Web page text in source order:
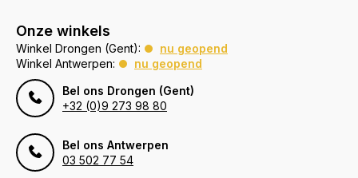
Onze winkels
Winkel Drongen (Gent):
nu geopend
Winkel Antwerpen:
nu geopend
Bel ons Drongen (Gent)
+32 (0)9 273 98 80
Bel ons Antwerpen
03 502 77 54